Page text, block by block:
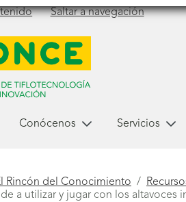
Saltar a navegación
Conócenos Servicios
Rincón del Conocimiento
a utilizar y jugar con los altavoces